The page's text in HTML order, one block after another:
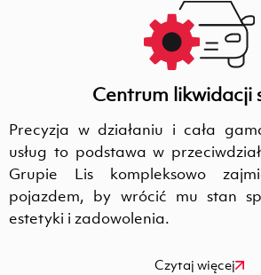
Centrum likwidacji
Precyzja w działaniu i cała
usług to podstawa w
Grupie Lis kompleksowo
pojazdem, by wrócić mu stan
estetyki i zadowolenia.
Czytaj więcej